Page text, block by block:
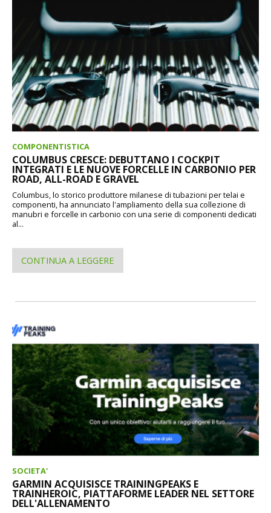
COMPONENTISTICA
COLUMBUS CRESCE: DEBUTTANO I COCKPIT
INTEGRATI E LE NUOVE FORCELLE IN CARBONIO PER
ROAD, ALL-ROAD E GRAVEL
Columbus, lo storico produttore milanese di tubazioni per telai e
componenti, ha annunciato l'ampliamento della sua collezione di
manubri e forcelle in carbonio con una serie di componenti dedicati
al...
CONTINUA A LEGGERE
SOCIETA'
GARMIN ACQUISISCE TRAININGPEAKS E
TRAINHEROIC, PIATTAFORME LEADER NEL SETTORE
DELL'ALLENAMENTO